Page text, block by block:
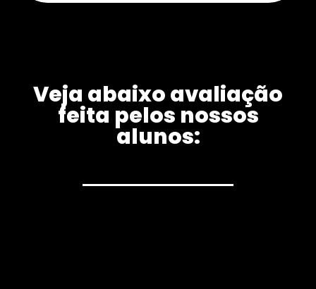
Veja abaixo avaliação
feita pelos nossos
alunos: